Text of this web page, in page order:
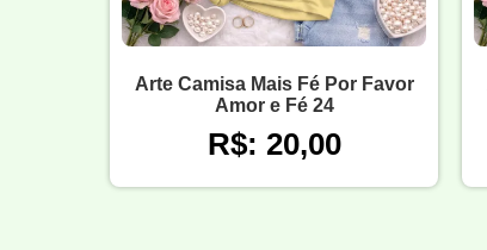
Arte Camisa Mais Fé Por Favor
Amor e Fé 24
R$: 20,00